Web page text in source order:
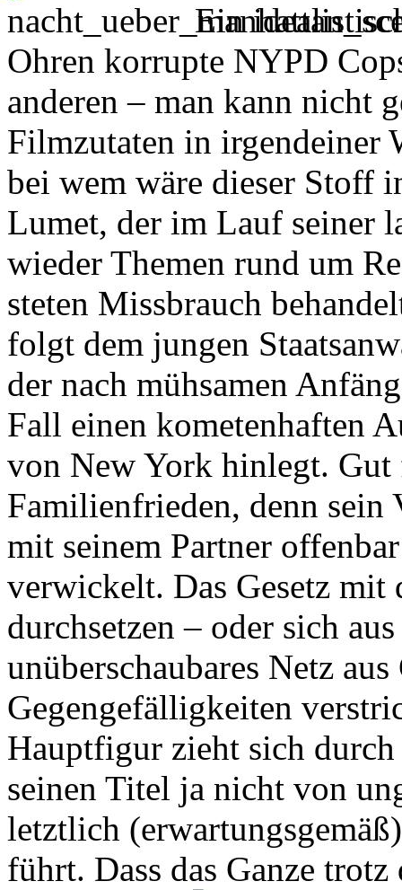
Ein
Ohren korrupte NYPD
anderen – man kann nicht
Filmzutaten in irgendeiner
bei wem wäre dieser Stoff
Lumet, der im Lauf seiner
wieder Themen rund um
steten Missbrauch
folgt dem jungen
der nach mühsamen
Fall einen kometenhaften
von New York hinlegt.
Familienfrieden, denn sein
mit seinem Partner
verwickelt. Das Gesetz mit
durchsetzen – oder sich
unüberschaubares Netz
Gegengefälligkeiten
Hauptfigur zieht sich
seinen Titel ja nicht von
letztlich
führt. Dass das Ganze